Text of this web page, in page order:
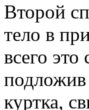
Второй
тело в
всего
подложив
куртка,